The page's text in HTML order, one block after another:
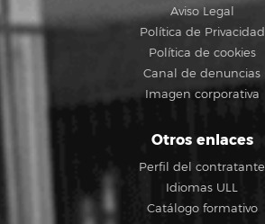
Aviso Legal
Política de Privacidad
Política de cookies
Canal de denuncias
Imagen corporativa
Otros enlaces
Perfil del contratante
Idiomas ULL
Catálogo formativo